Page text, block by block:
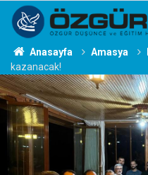
Anasayfa Amasya
kazanacak!